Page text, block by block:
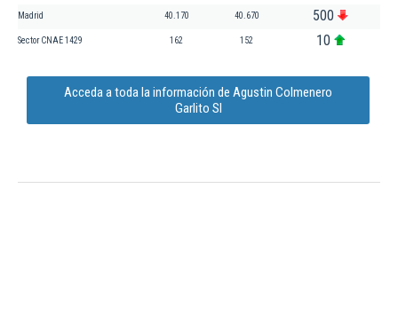
Madrid 40.170 40.670 500
Sector CNAE 1429 162 152 10
Acceda a toda la información de Agustin Colmenero
Garlito Sl